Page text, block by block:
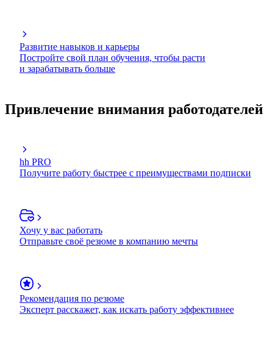
Развитие навыков и карьеры
Постройте свой план обучения, чтобы расти
и зарабатывать больше
Привлечение внимания работодателей
hh PRO
Получите работу быстрее с преимуществами подписки
Хочу у вас работать
Отправьте своё резюме в компанию мечты
Рекомендация по резюме
Эксперт расскажет, как искать работу эффективнее